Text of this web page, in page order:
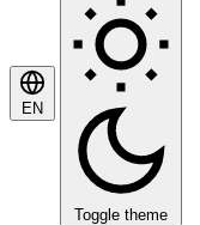
EN
Toggle theme